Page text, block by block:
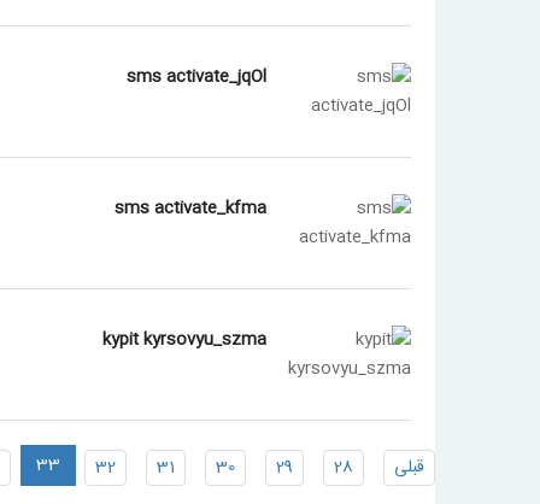
sms activate_jqOl
sms activate_kfma
kypit kyrsovyu_szma
قبلی 28
29
30
31
32
33